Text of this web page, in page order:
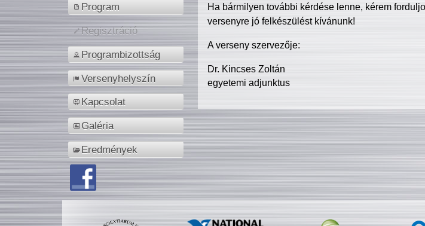
Program
Regisztráció
Programbizottság
Versenyhelyszín
Kapcsolat
Galéria
Eredmények
Ha bármilyen további kérdése lenne, kérem
versenyre jó felkészülést kívánunk!
A verseny szervezője:
Dr. Kincses Zoltán
egyetemi adjunktus